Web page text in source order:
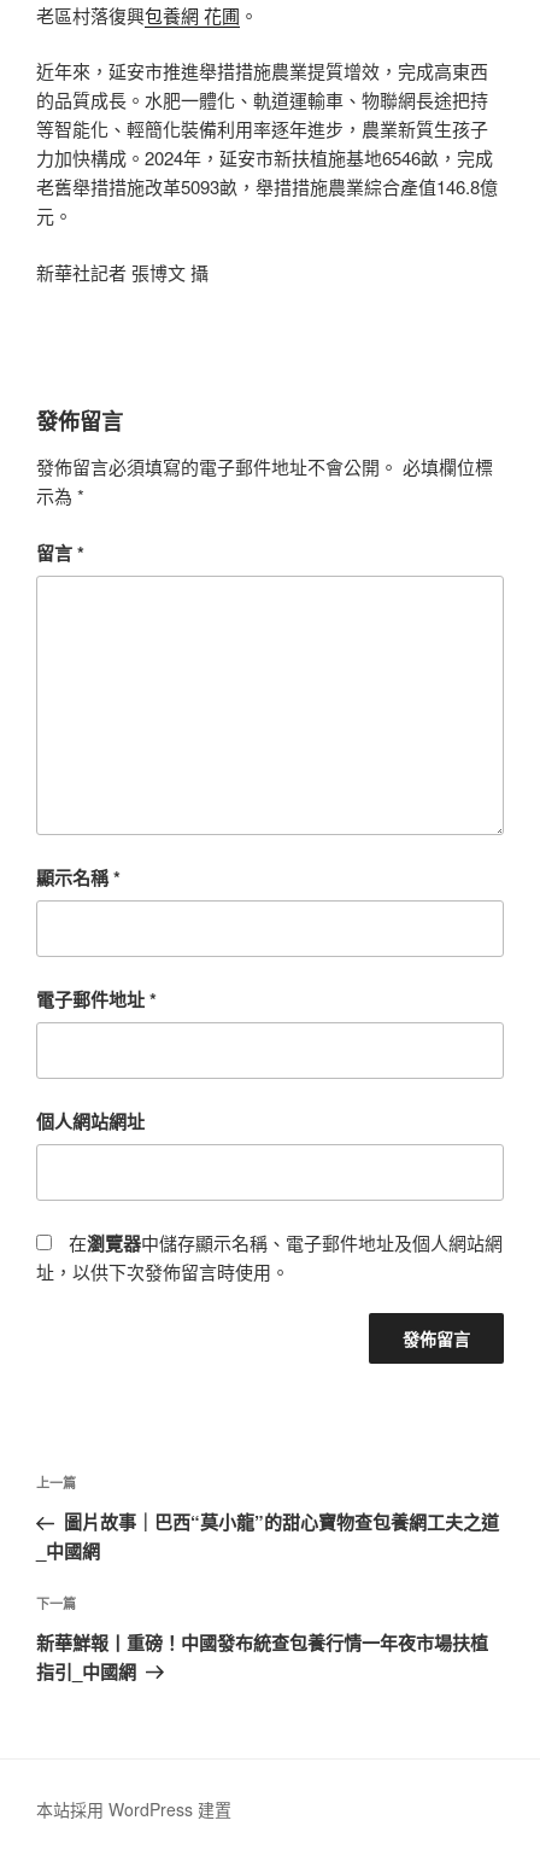
老區村落復興包養網 花圃 。
近年來，延安市推進舉措措施農業提質增效，完成高東西
的品質成長。水肥一體化、軌道運輸車、物聯網長途把持
等智能化、輕簡化裝備利用率逐年進步，農業新質生孩子
力加快構成。2024年，延安市新扶植施基地6546畝，完成
老舊舉措措施改革5093畝，舉措措施農業綜合產值146.8億
元。
新華社記者 張博文 攝
發佈留言
發佈留言必須填寫的電子郵件地址不會公開。 必填欄位標
示為 *
留言*
顯示名稱*
電子郵件地址*
個人網站網址
在瀏覽器中儲存顯示名稱、電子郵件地址及個人網站網
址，以供下次發佈留言時使用。
文
導
覽
上
一
篇
章
上一篇
圖片故事｜巴西“莫小龍”的甜心寶物查包養網工夫之道
_中國網
下
一
篇
下一篇
新華鮮報丨重磅！中國發布統查包養行情一年夜市場扶植
指引_中國網
本站採用 WordPress 建置